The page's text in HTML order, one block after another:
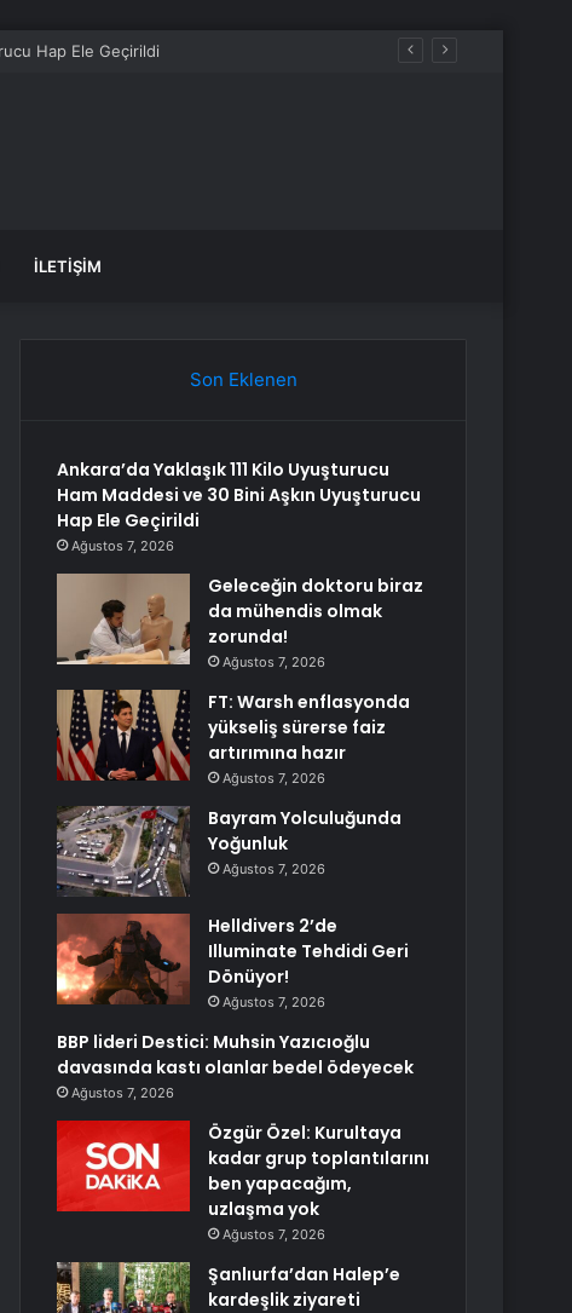
İLETIŞIM
Son Eklenen
Ankara’da Yaklaşık 111 Kilo Uyuşturucu
Ham Maddesi ve 30 Bini Aşkın Uyuşturucu
Hap Ele Geçirildi
Ağustos 7, 2026
Geleceğin doktoru biraz
da mühendis olmak
zorunda!
Ağustos 7, 2026
FT: Warsh enflasyonda
yükseliş sürerse faiz
artırımına hazır
Ağustos 7, 2026
Bayram Yolculuğunda
Yoğunluk
Ağustos 7, 2026
Helldivers 2’de
Illuminate Tehdidi Geri
Dönüyor!
Ağustos 7, 2026
BBP lideri Destici: Muhsin Yazıcıoğlu
davasında kastı olanlar bedel ödeyecek
Ağustos 7, 2026
Özgür Özel: Kurultaya
kadar grup toplantılarını
ben yapacağım,
uzlaşma yok
Ağustos 7, 2026
Şanlıurfa’dan Halep’e
kardeşlik ziyareti